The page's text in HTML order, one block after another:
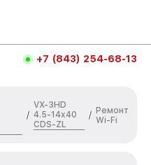
+7 (843) 254-68-13
/
VX-3HD
4.5-14x40
CDS-ZL
/ Ремонт
Wi-Fi